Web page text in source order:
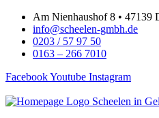
Zum
Inhalt
springen
Am Nienhaushof 8 • 47139
info@scheelen-gmbh.de
0203 / 57 97 50
0163 – 266 7010
FacebookYoutube Instagram